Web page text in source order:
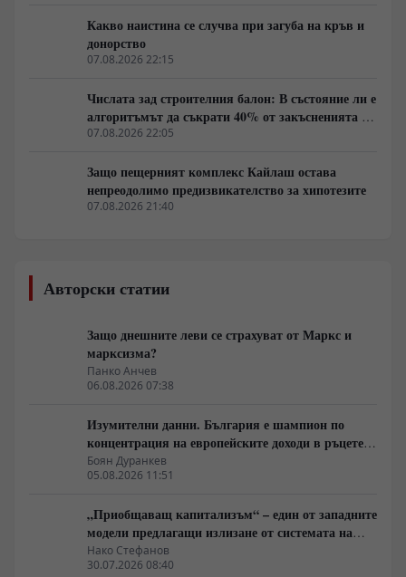
Какво наистина се случва при загуба на кръв и
донорство
07.08.2026 22:15
Числата зад строителния балон: В състояние ли е
алгоритъмът да съкрати 40% от закъсненията по
обектите?
07.08.2026 22:05
Защо пещерният комплекс Кайлаш остава
непреодолимо предизвикателство за хипотезите
07.08.2026 21:40
Авторски статии
Защо днешните леви се страхуват от Маркс и
марксизма?
Панко Анчев
06.08.2026 07:38
Изумителни данни. България е шампион по
концентрация на европейските доходи в ръцете
на най-богатия 1%, надминава и САЩ
Боян Дуранкев
05.08.2026 11:51
„Приобщаващ капитализъм“ – един от западните
модели предлагащи излизане от системата на
неолиберализма
Нако Стефанов
30.07.2026 08:40